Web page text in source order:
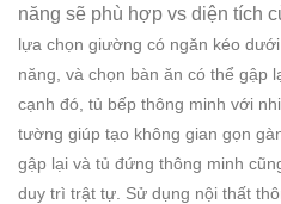
năng sẽ phù hợp vs diện tích
lựa chọn giường có ngăn kéo
năng, và chọn bàn ăn có thể gập
cạnh đó, tủ bếp thông minh với
tường giúp tạo không gian gọn
gập lại và tủ đứng thông minh
duy trì trật tự. Sử dụng nội thất